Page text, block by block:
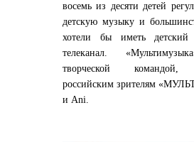
восемь из десяти детей
детскую музыку и
хотели бы иметь детский
телеканал.
творческой командой,
российским зрителям
и Ani.